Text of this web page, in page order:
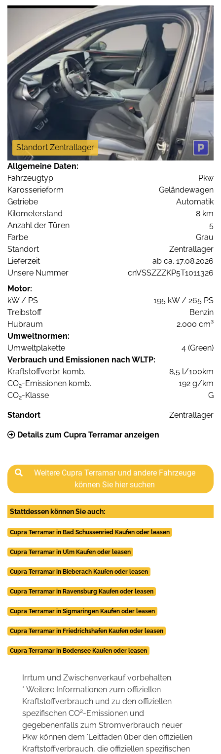
Standort Zentrallager
Allgemeine Daten:
Fahrzeugtyp
Pkw
Karosserieform
Geländewagen
Getriebe
Automatik
Kilometerstand
8 km
Anzahl der Türen
5
Farbe
Grau
Standort
Zentrallager
Lieferzeit
ab ca. 17.08.2026
Unsere Nummer
cnVSSZZZKP5T1011326
Motor:
kW / PS
195 kW / 265 PS
Treibstoff
Benzin
Hubraum
2.000 cm³
Umweltnormen:
Umweltplakette
4 (Green)
Verbrauch und Emissionen nach WLTP:
Kraftstoffverbr. komb.
8,5 l/100km
CO2-Emissionen komb.
192 g/km
CO2-Klasse G
Standort Zentrallager
Details zum Cupra Terramar anzeigen
Weitere Cupra Terramar und andere Fahrzeuge
können Sie hier suchen
Stattdessen können Sie auch:
Cupra Terramar in Bad Schussenried Kaufen oder leasen
Cupra Terramar in Ulm Kaufen oder leasen
Cupra Terramar in Bieberach Kaufen oder leasen
Cupra Terramar in Ravensburg Kaufen oder leasen
Cupra Terramar in Sigmaringen Kaufen oder leasen
Cupra Terramar in Friedrichshafen Kaufen oder leasen
Cupra Terramar in Bodensee Kaufen oder leasen
Irrtum und Zwischenverkauf vorbehalten.
* Weitere Informationen zum offiziellen
Kraftstoffverbrauch und zu den offiziellen
spezifischen CO2-Emissionen und
gegebenenfalls zum Stromverbrauch neuer
Pkw können dem 'Leitfaden über den offiziellen
Kraftstoffverbrauch, die offiziellen spezifischen